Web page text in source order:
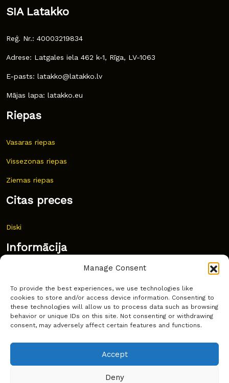
Manage Consent
To provide the best experiences, we use technologies like
cookies to store and/or access device information. Consenting to
these technologies will allow us to process data such as browsing
behavior or unique IDs on this site. Not consenting or withdrawing
consent, may adversely affect certain features and functions.
Accept
Deny
SIA Latakko
Reģ. Nr.: 40003219834
Adrese: Latgales iela 462 k-1, Rīga, LV-1063
E-pasts: latakko@latakko.lv
Mājas lapa: latakko.eu
Riepas
Vasaras riepas
Vissezonas riepas
Ziemas riepas
Citas preces
Diski
Informācija
Bieži uzdoti jautājumi
Kur pirkt?
Sīkdatņu politika